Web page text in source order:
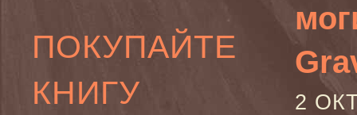
ПОКУПАЙТЕ
КНИГУ
2